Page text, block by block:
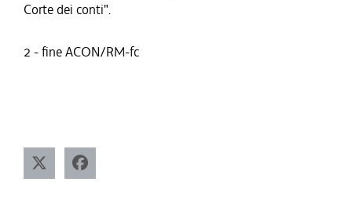
Corte dei conti".
2 - fine ACON/RM-fc